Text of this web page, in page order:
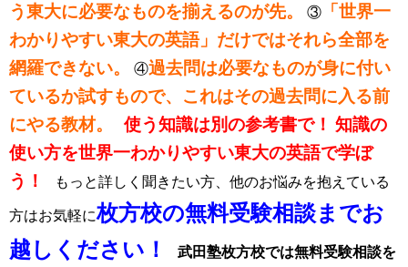
う東大に必要なものを揃えるのが先。
③
「世界一
わかりやすい東大の英語」だけではそれら全部を
網羅できない。
④過去問は必要なものが身に付い
ているか試すもので、これはその過去問に入る前
にやる教材。
使う知識は別の参考書で！ 知識の
使い方を世界一わかりやすい東大の英語で学ぼ
う！
もっと詳しく聞きたい方、他のお悩みを抱えている
方はお気軽に枚方校の無料受験相談までお
越しください！
武田塾枚方校では無料受験相談を